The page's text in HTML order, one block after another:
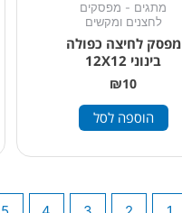
מתגים - מפסקים
לחצנים ומקשים
מפסק לחיצה כפולה
בינוני 12X12
₪10
הוספה לסל